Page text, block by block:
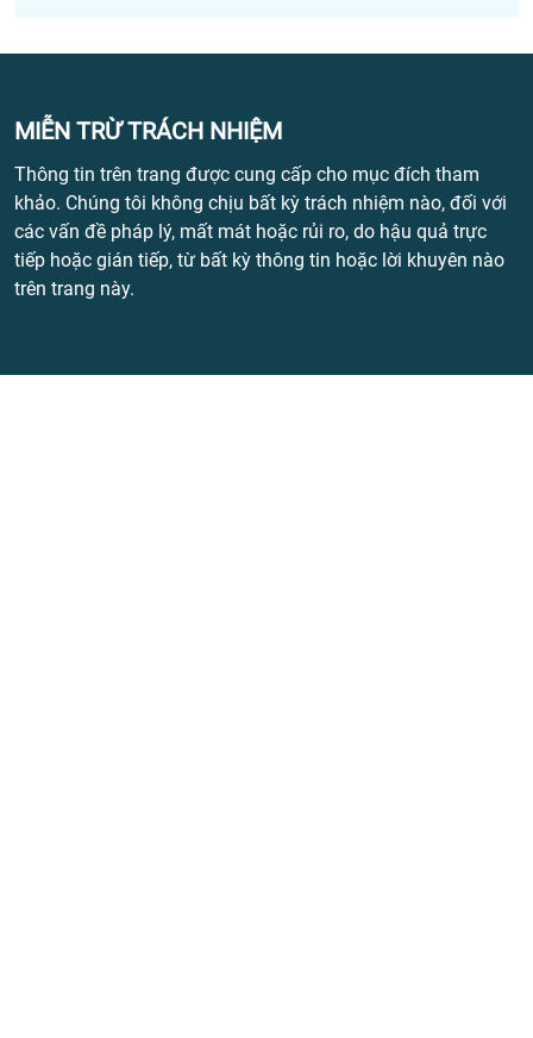
MIỄN TRỪ TRÁCH NHIỆM
Thông tin trên trang được cung cấp cho mục đích tham
khảo. Chúng tôi không chịu bất kỳ trách nhiệm nào, đối với
các vấn đề pháp lý, mất mát hoặc rủi ro, do hậu quả trực
tiếp hoặc gián tiếp, từ bất kỳ thông tin hoặc lời khuyên nào
trên trang này.